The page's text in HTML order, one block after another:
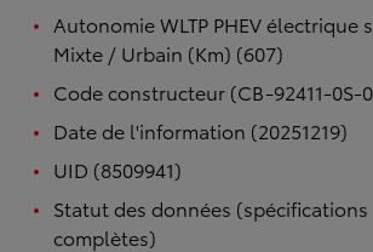
Autonomie WLTP PHEV électrique
Mixte / Urbain (Km) (607)
Code constructeur (CB-92411-0S-
Date de l'information (20251219)
UID (8509941)
Statut des données (spécifications
complètes)